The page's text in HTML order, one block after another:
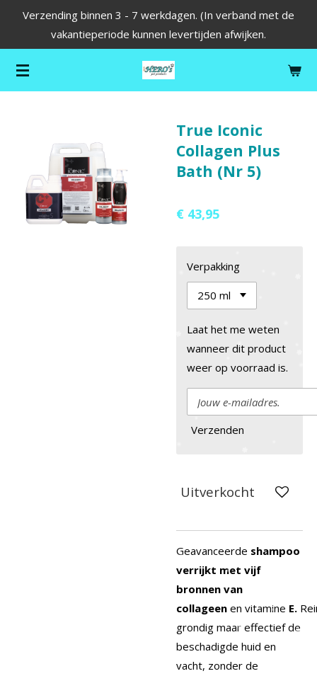
de
hoofdinhoud
Verzending binnen 3 - 7 werkdagen. (In verband met de
vakantieperiode kunnen levertijden afwijken.
True Iconic
Collagen Plus
Bath (Nr 5)
€ 43,95
Verpakking
Laat het me weten
wanneer dit product
weer op voorraad is.
Verzenden
Uitverkocht
Geavanceerde shampoo
verrijkt met vijf
bronnen van
collageen en vitamine E.
grondig maar effectief de
beschadigde huid en
vacht, zonder de